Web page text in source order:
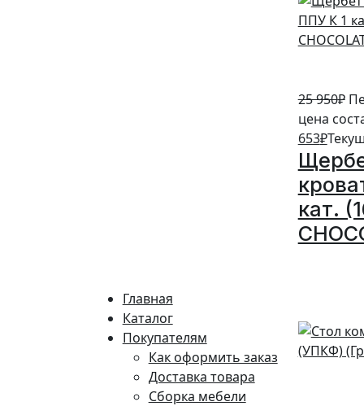
Главная
Каталог
Покупателям
Как оформить заказ
Доставка товара
Сборка мебели
25 950₽
цена
653₽
кат.